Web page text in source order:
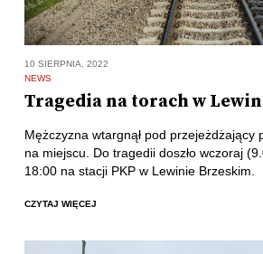
10 SIERPNIA, 2022
NEWS
Tragedia na torach w
Mężczyzna wtargnął pod przejeżdżający
na miejscu. Do tragedii doszło wczoraj
18:00 na stacji PKP w Lewinie Brzeskim.
CZYTAJ WIĘCEJ